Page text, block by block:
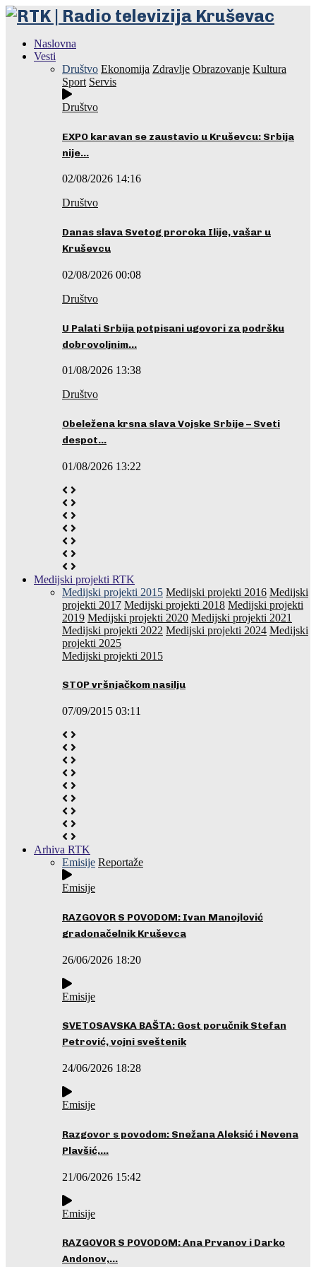
Naslovna
Vesti
Društvo Ekonomija Zdravlje Obrazovanje Kultura
Sport Servis
Društvo
EXPO karavan se zaustavio u Kruševcu: Srbija
nije…
02/08/2026 14:16
Društvo
Danas slava Svetog proroka Ilije, vašar u
Kruševcu
02/08/2026 00:08
Društvo
U Palati Srbija potpisani ugovori za podršku
dobrovoljnim…
01/08/2026 13:38
Društvo
Obeležena krsna slava Vojske Srbije – Sveti
despot…
01/08/2026 13:22
Medijski projekti RTK
Medijski projekti 2015 Medijski projekti 2016 Medijski
projekti 2017 Medijski projekti 2018 Medijski projekti
2019 Medijski projekti 2020 Medijski projekti 2021
Medijski projekti 2022 Medijski projekti 2024 Medijski
projekti 2025
Medijski projekti 2015
STOP vršnjačkom nasilju
07/09/2015 03:11
Arhiva RTK
Emisije Reportaže
Emisije
RAZGOVOR S POVODOM: Ivan Manojlović
gradonačelnik Kruševca
26/06/2026 18:20
Emisije
SVETOSAVSKA BAŠTA: Gost poručnik Stefan
Petrović, vojni sveštenik
24/06/2026 18:28
Emisije
Razgovor s povodom: Snežana Aleksić i Nevena
Plavšić,…
21/06/2026 15:42
Emisije
RAZGOVOR S POVODOM: Ana Prvanov i Darko
Andonov,…